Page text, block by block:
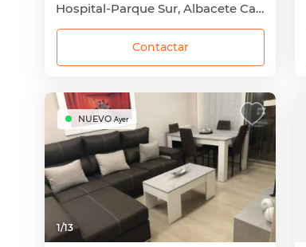
Hospital-Parque Sur, Albacete Capital, Albacete
Contactar
1/13
NUEVO Ayer